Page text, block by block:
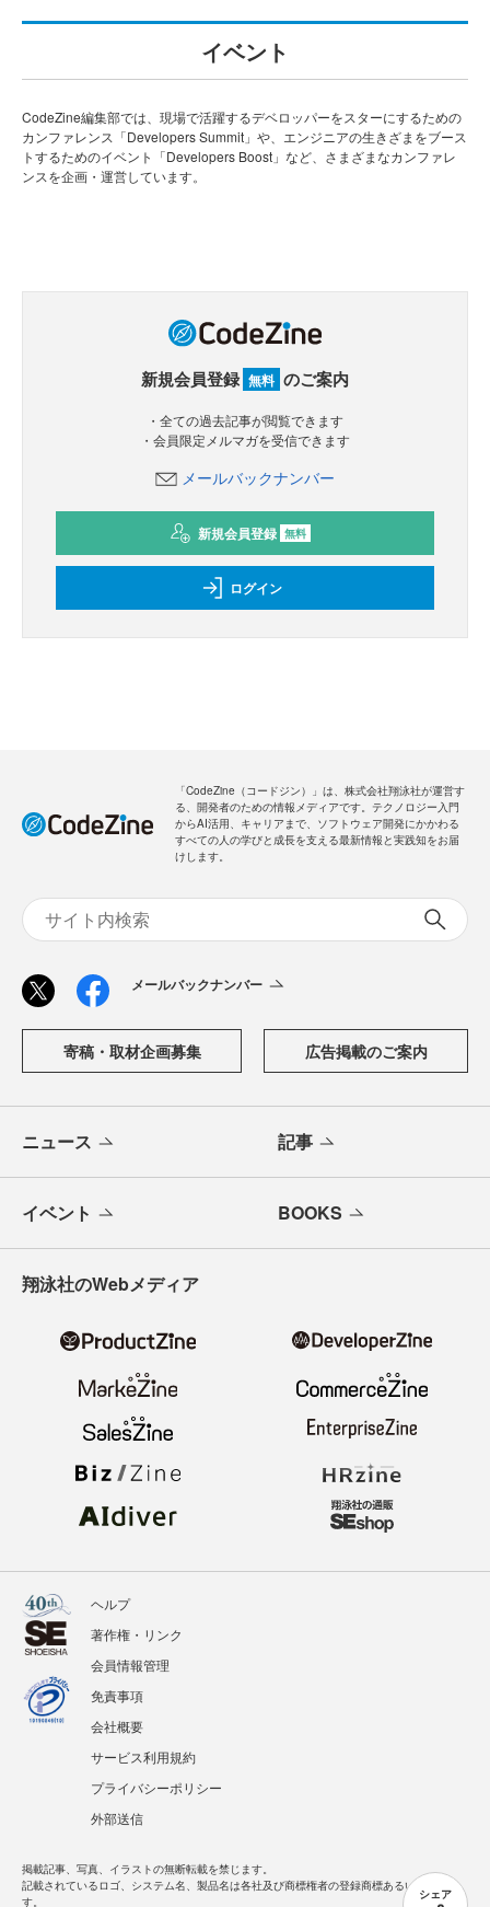
シェア
イベント
CodeZine編集部では、現場で活躍するデベロッパーをスターにするための
カンファレンス「Developers Summit」や、エンジニアの生きざまをブース
トするためのイベント「Developers Boost」など、さまざまなカンファレ
ンスを企画・運営しています。
新規会員登録 無料
ログイン
からAI活用、キャリアまで、ソフトウェア開発にかかわる
すべての人の学びと成長を支える最新情報と実践知をお届
ニュース 記事
イベント BOOKS
ヘルプ
会員情報管理